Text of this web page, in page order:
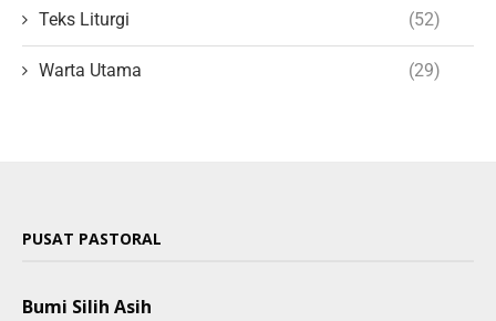
Teks Liturgi (52)
Warta Utama (29)
PUSAT PASTORAL
Bumi Silih Asih